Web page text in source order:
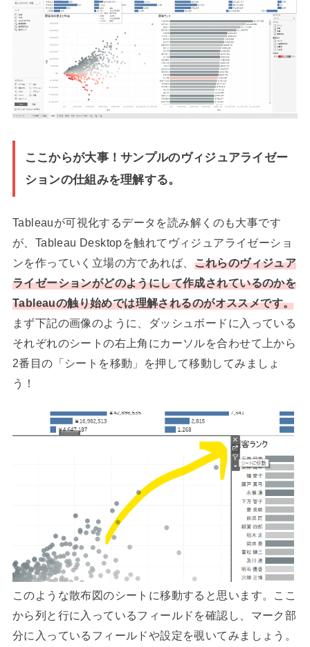
ここからが大事！サンプルのヴィジュアライゼー
ションの仕組みを理解する。
Tableauが可視化するデータを読み解くのも大事です
が、Tableau Desktopを触れてヴィジュアライゼーショ
ンを作っていく立場の方であれば、 これらのヴィジュア
ライゼーションがどのようにして作成されているのかを
Tableauの触り始めでは理解されるのがオススメです。
まず下記の画像のように、ダッシュボードに入っている
それぞれのシートの右上角にカーソルを合わせて上から
2番目の「シートを移動」を押して移動してみましょ
う！
このような散布図のシートに移動すると思います。ここ
から列と行に入っているフィールドを確認し、マーク部
分に入っているフィールドや設定を覗いてみましょう。